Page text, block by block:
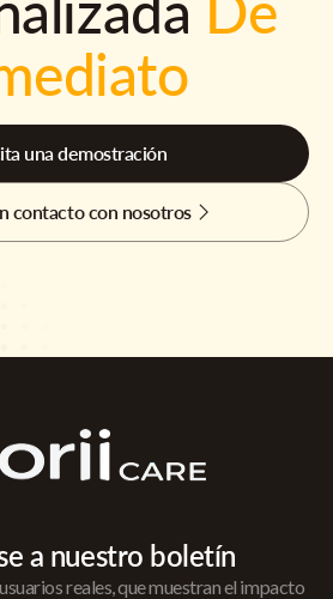
una demostración
contacto con nosotros
a nuestro boletín
reales, que muestran el impacto